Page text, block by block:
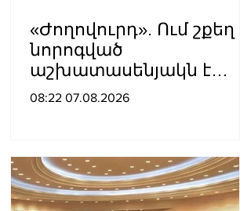
«Ժողովուրդ». Ում շքեղ
նորոգված
աշխատասենյակն է
տրամադրվել Արայիկ
08:22 07.08.2026